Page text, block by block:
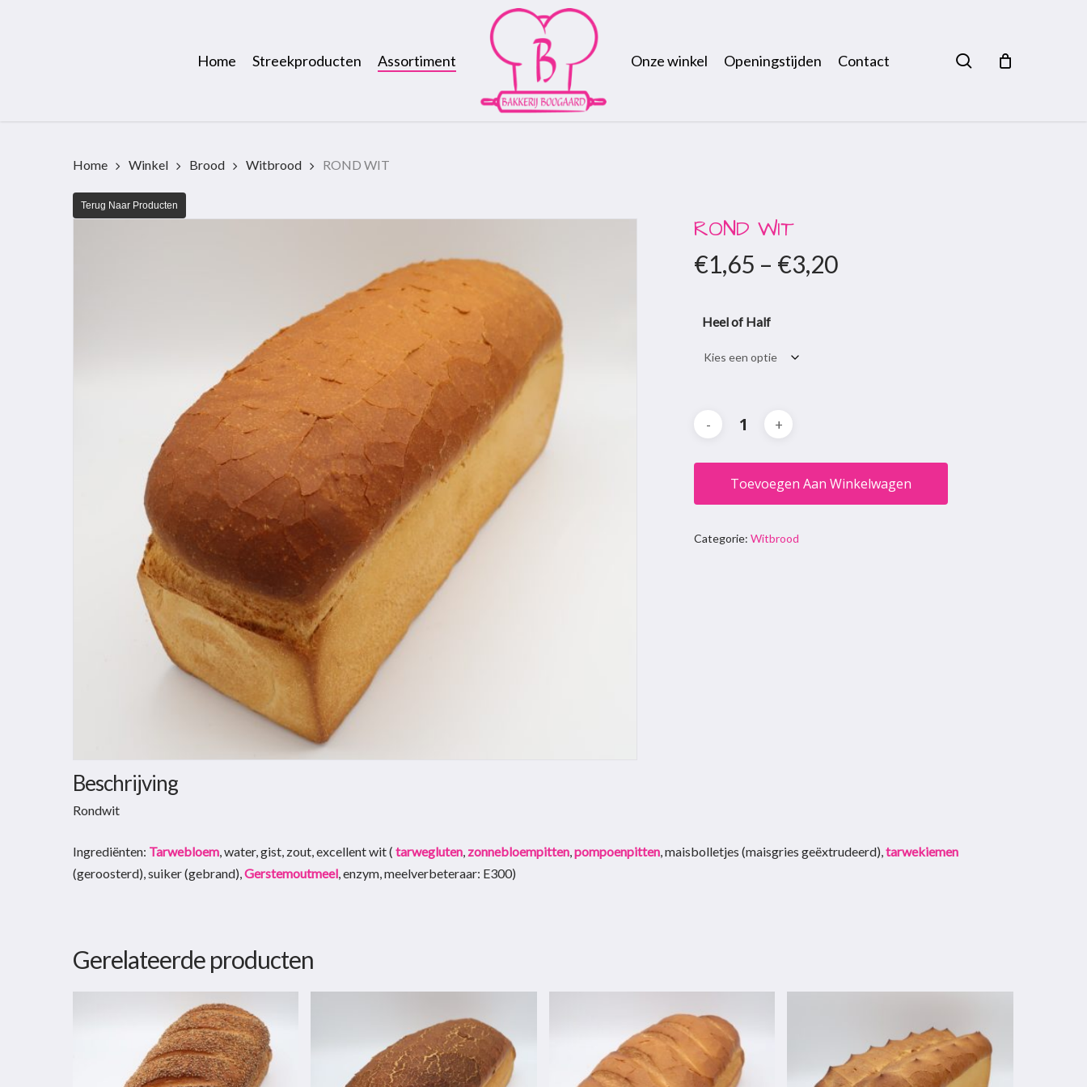
Hit enter to search or ESC to close
Home Streekproducten Assortiment Onze winkel Openingstijden Contact search
Home Winkel Brood Witbrood ROND WIT
Terug Naar Producten
ROND WIT
€1,65 – €3,20
Heel of Half
Toevoegen Aan Winkelwagen
Categorie:Witbrood
Beschrijving
Rondwit
Ingrediënten: Tarwebloem, water, gist, zout, excellent wit ( tarwegluten, zonnebloempitten,pompoenpitten, maisbolletjes (maisgries geëxtrudeerd),tarwekiemen
(geroosterd), suiker (gebrand),Gerstemoutmeel, enzym, meelverbeteraar: E300)
Gerelateerde producten